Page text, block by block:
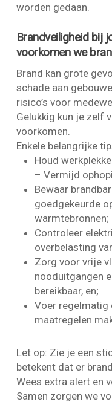
worden gedaan.
Brandveiligheid bij
voorkomen we
Brand kan grote
schade aan
risico’s voor
Gelukkig kun je zelf
voorkomen.
Enkele belangrijke
Houd
– Vermijd
Bewaar
goedgekeurde
warmtebronnen;
Controleer
overbelasting
Zorg voor vrije
nooduitgangen
bereikbaar, en;
Voer regelmatig
maatregelen
Let op: Zie je een
betekent dat er
Wees extra alert en
Samen zorgen we